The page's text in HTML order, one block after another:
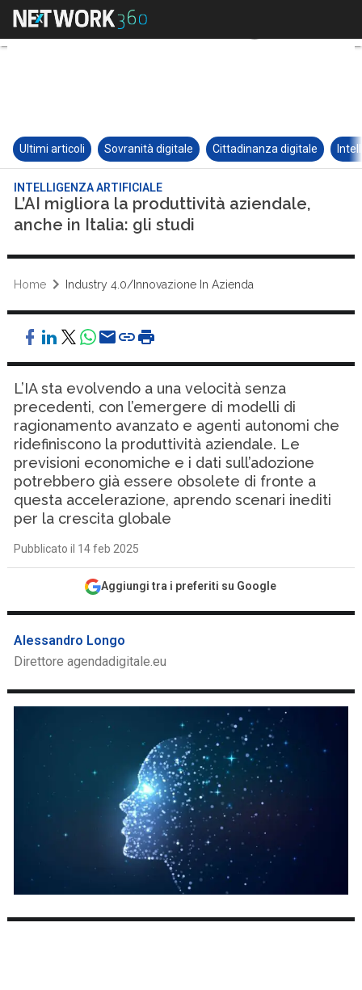
Ultimi articoli Sovranità digitale Cittadinanza digitale
INTELLIGENZA ARTIFICIALE
L’AI migliora la produttività aziendale,
anche in Italia: gli studi
Home Industry 4.0/Innovazione In Azienda
L’IA sta evolvendo a una velocità senza
precedenti, con l’emergere di modelli di
ragionamento avanzato e agenti autonomi che
ridefiniscono la produttività aziendale. Le
previsioni economiche e i dati sull’adozione
potrebbero già essere obsolete di fronte a
questa accelerazione, aprendo scenari inediti
per la crescita globale
Pubblicato il 14 feb 2025
Aggiungi tra i preferiti su Google
Alessandro Longo
Direttore agendadigitale.eu